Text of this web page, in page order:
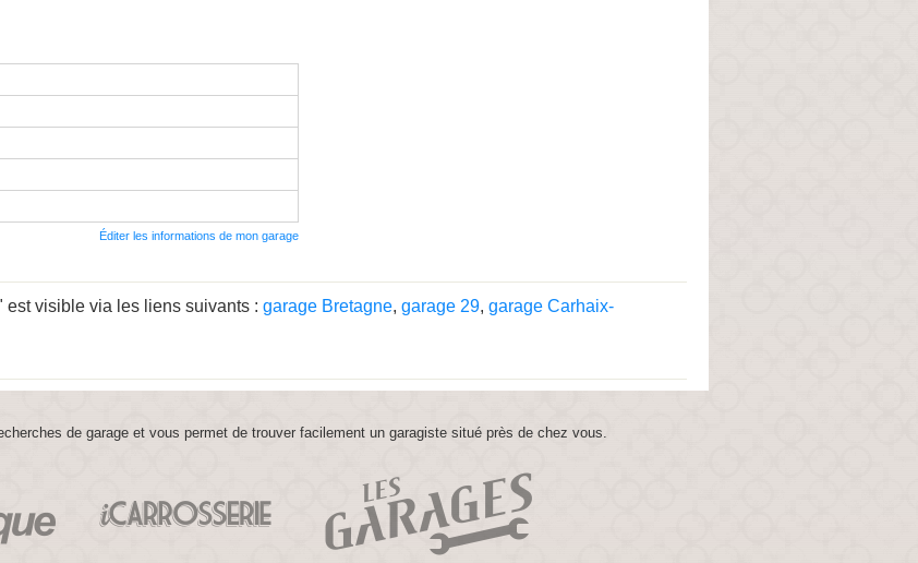
Éditer les informations de mon garage
visible via les liens suivants : garage Bretagne, garage 29, garage Carhaix-
de garage et vous permet de trouver facilement un garagiste situé près de chez vous.